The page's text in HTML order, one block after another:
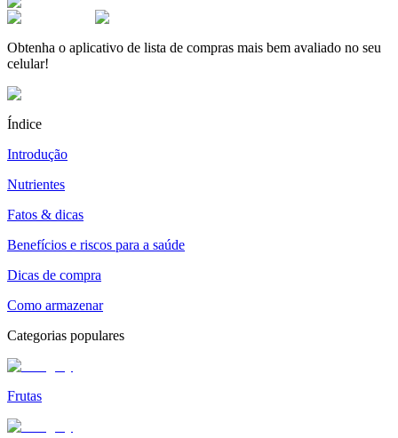
Obtenha o aplicativo de lista de compras mais bem avaliado no seu
celular!
Índice
Introdução
Nutrientes
Fatos & dicas
Benefícios e riscos para a saúde
Dicas de compra
Como armazenar
Categorias populares
Frutas